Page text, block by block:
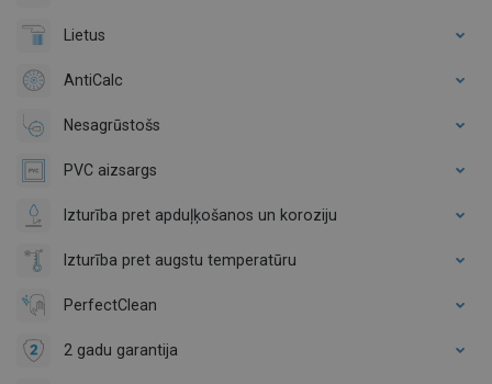
Lietus
AntiCalc
Nesagrūstošs
PVC aizsargs
Izturība pret apduļķošanos un koroziju
Izturība pret augstu temperatūru
PerfectClean
2 gadu garantija